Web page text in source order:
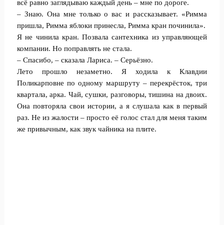
всё равно заглядываю каждый день – мне по дороге.
– Знаю. Она мне только о вас и рассказывает. «Римма
пришла, Римма яблоки принесла, Римма кран починила».
Я не чинила кран. Позвала сантехника из управляющей
компании. Но поправлять не стала.
– Спасибо, – сказала Лариса. – Серьёзно.
Лето прошло незаметно. Я ходила к Клавдии
Поликарповне по одному маршруту – перекрёсток, три
квартала, арка. Чай, сушки, разговоры, тишина на двоих.
Она повторяла свои истории, а я слушала как в первый
раз. Не из жалости – просто её голос стал для меня таким
же привычным, как звук чайника на плите.